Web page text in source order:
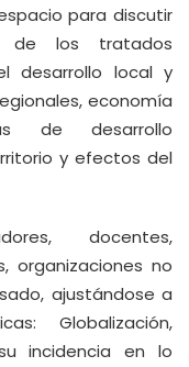
para discutir
de los tratados
desarrollo local y
economía
de desarrollo
y efectos del
docentes,
organizaciones no
ajustándose a
Globalización,
incidencia en lo